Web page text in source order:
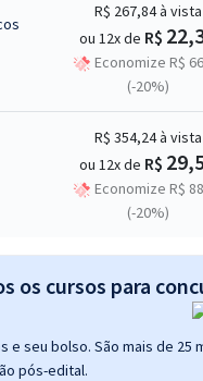
R$ 267,84à vista
ou 12x de R$
Economize R$
(-20%)
R$ 354,24à vista
ou 12x de R$
Economize R$
(-20%)
os cursos para
seu bolso. São mais de 25
pós-edital.